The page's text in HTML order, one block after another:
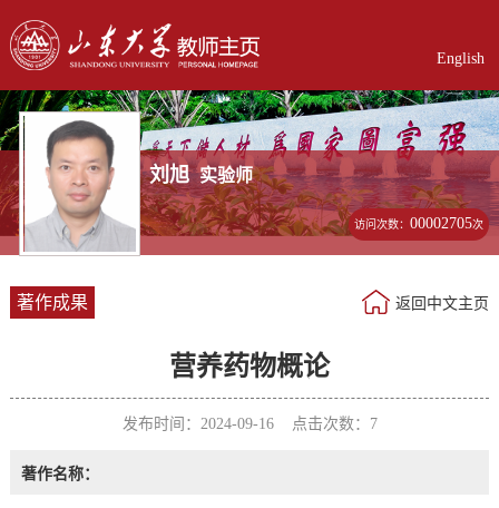
English
刘旭 实验师
访问次数：00002705次
著作成果 返回中文主页
营养药物概论
发布时间：2024-09-16 点击次数： 7
著作名称：